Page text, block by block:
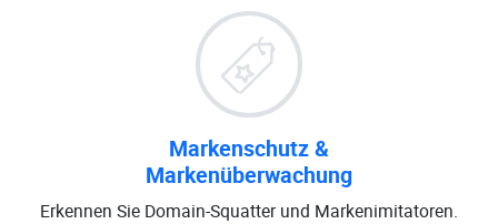
Markenschutz &
Markenüberwachung
Erkennen Sie Domain-Squatter und Markenimitatoren.